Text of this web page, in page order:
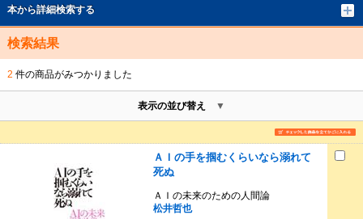
本から詳細検索する
検索結果
2 件の商品がみつかりました
表示の並び替え
ＡＩの手を掴むくらいなら溺れて
死ぬ
ＡＩの未来のための人間論
松井哲也